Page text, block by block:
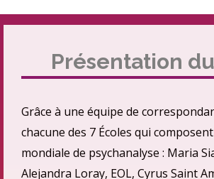
Présentation
Grâce à une équipe de
chacune des 7 Écoles qui
mondiale de psychanalyse : Maria
Alejandra Loray, EOL, Cyrus Saint